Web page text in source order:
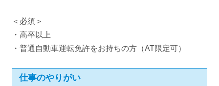
＜必須＞
・高卒以上
・普通自動車運転免許をお持ちの方（AT限定可）
仕事のやりがい